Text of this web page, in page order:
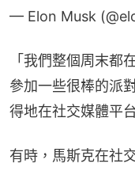
— Elon Musk
「我們整個周末都
參加一些很棒的派
得地在社交媒體平
有時，馬斯克在社